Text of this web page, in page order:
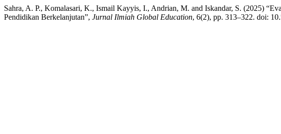
Sahra, A. P., Komalasari, K., Ismail Kayyis, I., Andrian, M. and Iskandar, S. (2025)
Pendidikan Berkelanjutan”, Jurnal Ilmiah Global Education, 6(2), pp. 313–322. doi: